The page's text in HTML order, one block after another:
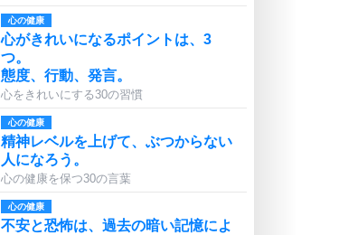
心の健康
心がきれいになるポイントは、3
つ。
態度、行動、発言。
心をきれいにする30の習慣
心の健康
精神レベルを上げて、ぶつからない
人になろう。
心の健康を保つ30の言葉
心の健康
不安と恐怖は、過去の暗い記憶によ